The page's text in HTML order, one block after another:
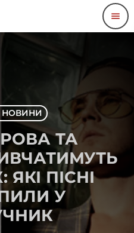
menu
НОВИНИ
ТА
ПІСНІ
У